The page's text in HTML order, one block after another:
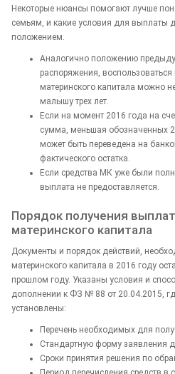
Некоторые нюансы помогают лучше
семьям, и какие условия для выплаты
положением.
Аналогично положению
распоряжения,
материнского капитала можно
малышу трех лет.
Если на момент 2016 года на
сумма, меньшая обозначенных
может быть переведена на
фактического остатка.
Если средства МК уже были
выплата не предоставляется.
Порядок получения
материнского капитала
Документы и порядок действий,
материнского капитала в 2016 году
прошлом году. Указаны условия и
дополнении к ФЗ № 88 от 20.04.2015,
установлены:
Перечень необходимых для
Стандартную форму заявления
Сроки принятия решения по